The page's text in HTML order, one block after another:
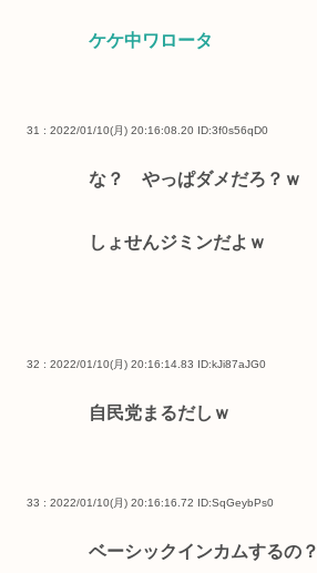
ケケ中ワロータ
31 : 2022/01/10(月) 20:16:08.20 ID:3f0s56qD0
な？ やっぱダメだろ？ｗ
しょせんジミンだよｗ
32 : 2022/01/10(月) 20:16:14.83 ID:kJi87aJG0
自民党まるだしｗ
33 : 2022/01/10(月) 20:16:16.72 ID:SqGeybPs0
ベーシックインカムするの？